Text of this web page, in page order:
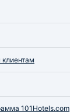
101Hotels.com